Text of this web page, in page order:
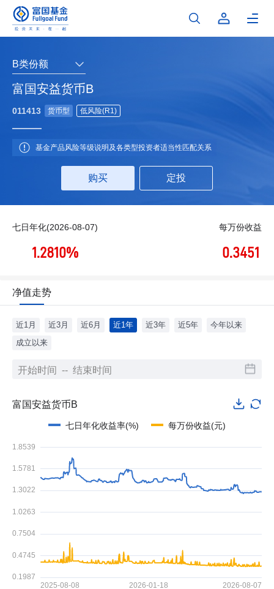
富国安益货币B
B类份额
011413 货币型 低风险(R1)
基金产品风险等级说明及各类型投资者适当性匹配关系
购买 定投
七日年化(2026-08-07)
1.2810%
每万份收益
0.3451
净值走势
近1月 近3月 近6月 近1年 近3年 近5年
今年以来
成立以来
富国安益货币B
七日年化收益率(%) 每万份收益(元)